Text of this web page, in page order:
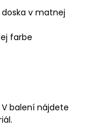
v matnej
farbe
balení nájdete